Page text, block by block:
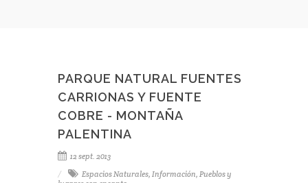
COBRE - MONTAÑA
PALENTINA
12 sept. 2013
lugares con encanto